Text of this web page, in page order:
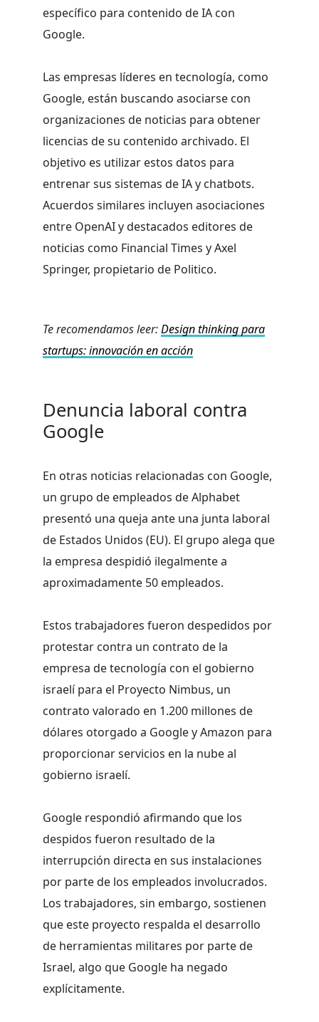
específico para contenido de IA con
Google.
Las empresas líderes en tecnología, como
Google, están buscando asociarse con
organizaciones de noticias para obtener
licencias de su contenido archivado. El
objetivo es utilizar estos datos para
entrenar sus sistemas de IA y chatbots.
Acuerdos similares incluyen asociaciones
entre OpenAI y destacados editores de
noticias como Financial Times y Axel
Springer, propietario de Politico.
Te recomendamos leer:Design thinking para
startups: innovación en acción
Denuncia laboral contra
Google
En otras noticias relacionadas con Google,
un grupo de empleados de Alphabet
presentó una queja ante una junta laboral
de Estados Unidos (EU). El grupo alega que
la empresa despidió ilegalmente a
aproximadamente 50 empleados.
Estos trabajadores fueron despedidos por
protestar contra un contrato de la
empresa de tecnología con el gobierno
israelí para el Proyecto Nimbus, un
contrato valorado en 1.200 millones de
dólares otorgado a Google y Amazon para
proporcionar servicios en la nube al
gobierno israelí.
Google respondió afirmando que los
despidos fueron resultado de la
interrupción directa en sus instalaciones
por parte de los empleados involucrados.
Los trabajadores, sin embargo, sostienen
que este proyecto respalda el desarrollo
de herramientas militares por parte de
Israel, algo que Google ha negado
explícitamente.